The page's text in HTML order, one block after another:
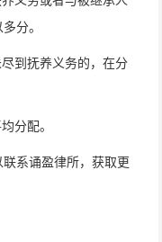
分。
到抚养义务的，在分
分配。
系诵盈律所，获取更